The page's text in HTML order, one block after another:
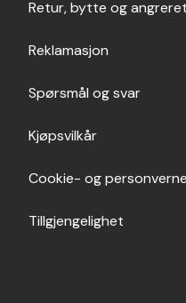
Retur, bytte og
Reklamasjon
Spørsmål og svar
Kjøpsvilkår
Cookie- og
Tillgjengelighet